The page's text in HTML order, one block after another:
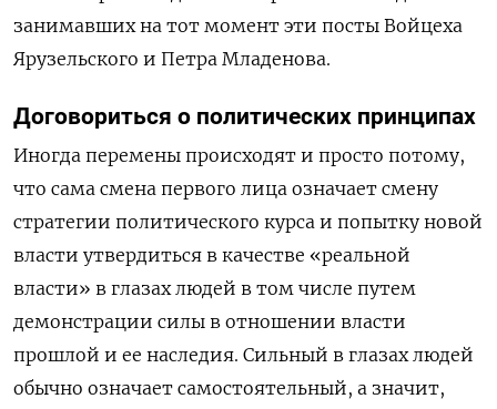
занимавших на тот момент эти посты Войцеха
Ярузельского и Петра Младенова.
Договориться о политических принципах
Иногда перемены происходят и просто потому,
что сама смена первого лица означает смену
стратегии политического курса и попытку новой
власти утвердиться в качестве «реальной
власти» в глазах людей в том числе путем
демонстрации силы в отношении власти
прошлой и ее наследия. Сильный в глазах людей
обычно означает самостоятельный, а значит,